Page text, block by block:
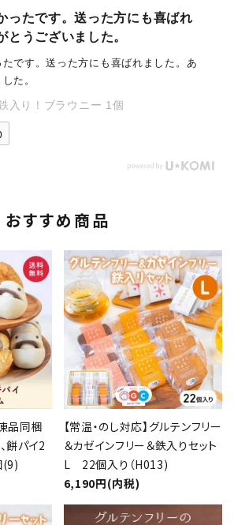
ったです。送った方にも喜ばれ
とうございました。
です。送った方にも喜ばれました。あ
た。
入り！ブラウニー 1個
おすすめ商品
品同梱
餅パイ2
(9)
【常温・のし対応】グルテンフリー
＆カゼインフリー＆鉄入りセット
L 22個入り（H013)
6,190円(内税)